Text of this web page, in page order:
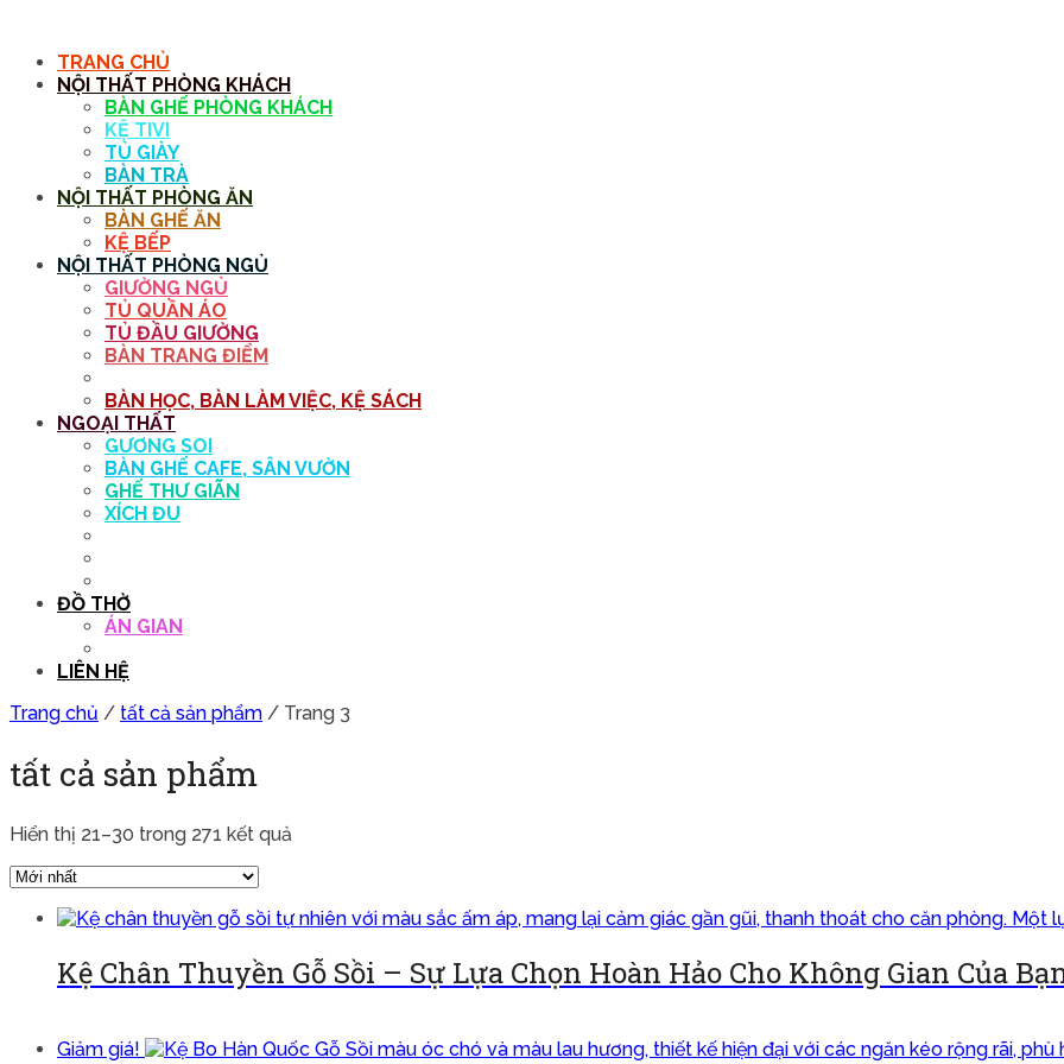
TRANG CHỦ
NỘI THẤT PHÒNG KHÁCH
BÀN GHẾ PHÒNG KHÁCH
KỆ TIVI
TỦ GIÀY
BÀN TRÀ
NỘI THẤT PHÒNG ĂN
BÀN GHẾ ĂN
KỆ BẾP
NỘI THẤT PHÒNG NGỦ
GIƯỜNG NGỦ
TỦ QUẦN ÁO
TỦ ĐẦU GIƯỜNG
BÀN TRANG ĐIỂM
BÀN HỌC, BÀN LÀM VIỆC, KỆ SÁCH
NGOẠI THẤT
GƯƠNG SOI
BÀN GHẾ CAFE, SÂN VƯỜN
GHẾ THƯ GIÃN
XÍCH ĐU
ĐỒ THỜ
ÁN GIAN
LIÊN HỆ
Trang chủ / tất cả sản phẩm / Trang 3
tất cả sản phẩm
Hiển thị 21–30 trong 271 kết quả
Kệ Chân Thuyền Gỗ Sồi – Sự Lựa Chọn Hoàn Hảo Cho Không Gian Của
Giảm giá!